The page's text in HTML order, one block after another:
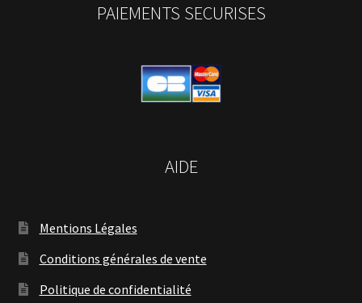
PAIEMENTS SECURISES
AIDE
Mentions Légales
Conditions générales de vente
Politique de confidentialité